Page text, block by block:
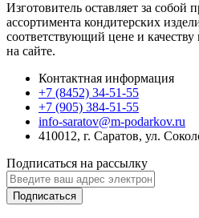
Изготовитель оставляет за собой
ассортимента кондитерских
соответствующий цене и качеству
на сайте.
Контактная информация
+7 (8452) 34-51-55
+7 (905) 384-51-55
info-saratov@m-podarkov.ru
410012, г. Саратов, ул.
Подписаться на рассылку
Подписаться